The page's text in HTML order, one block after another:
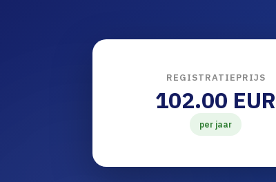
REGISTRATIEPRIJS
102.00 EUR
per jaar